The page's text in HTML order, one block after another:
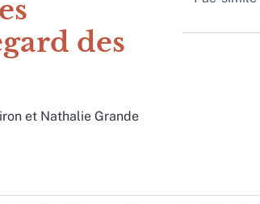
des
et Nathalie Grande